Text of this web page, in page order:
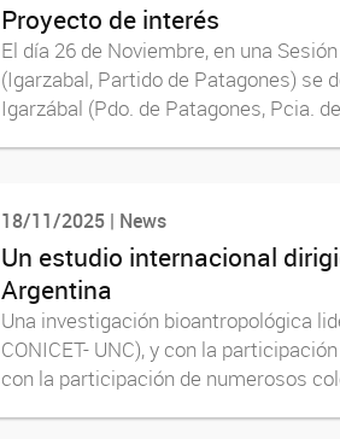
Proyecto de interés
El día 26 de Noviembre, en una
(Igarzabal, Partido de Patagones) se
Igarzábal (Pdo. de Patagones, Pcia.
18/11/2025 | News
Un estudio internacional
Argentina
Una investigación bioantropológica
CONICET- UNC), y con la
con la participación de numerosos